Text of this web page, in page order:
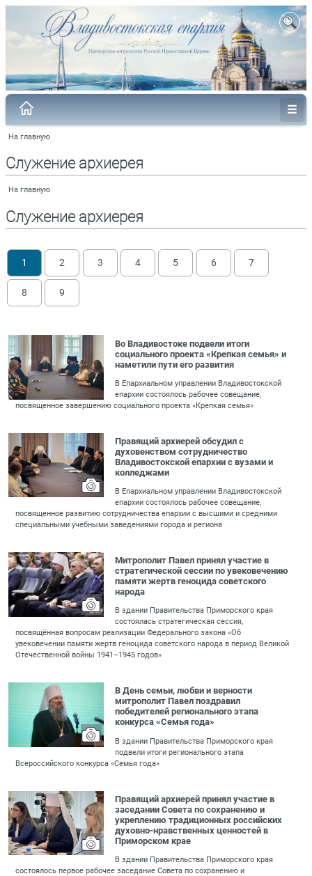
На главную
Служение архиерея
На главную
Служение архиерея
1 2 3 4 5 6 7
8 9
Во Владивостоке подвели итоги
социального проекта «Крепкая семья» и
наметили пути его развития
В Епархиальном управлении Владивостокской
епархии состоялось рабочее совещание,
посвященное завершению социального проекта «Крепкая семья»
Правящий архиерей обсудил с
духовенством сотрудничество
Владивостокской епархии с вузами и
колледжами
В Епархиальном управлении Владивостокской
епархии состоялось рабочее совещание,
посвященное развитию сотрудничества епархии с высшими и средними
специальными учебными заведениями города и региона
Митрополит Павел принял участие в
стратегической сессии по увековечению
памяти жертв геноцида советского
народа
В здании Правительства Приморского края
состоялась стратегическая сессия,
посвящённая вопросам реализации Федерального закона «Об
увековечении памяти жертв геноцида советского народа в период Великой
Отечественной войны 1941–1945 годов»
В День семьи, любви и верности
митрополит Павел поздравил
победителей регионального этапа
конкурса «Семья года»
В здании Правительства Приморского края
подвели итоги регионального этапа
Всероссийского конкурса «Семья года»
Правящий архиерей принял участие в
заседании Совета по сохранению и
укреплению традиционных российских
духовно-нравственных ценностей в
Приморском крае
В здании Правительства Приморского края
состоялось первое рабочее заседание Совета по сохранению и